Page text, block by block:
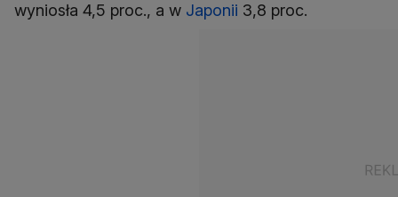
wyniosła 4,5 proc., a w Japonii 3,8 proc.